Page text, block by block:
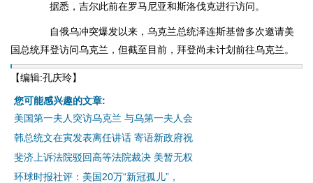
据悉，吉尔此前在罗马尼亚和斯洛伐克进行访问。
自俄乌冲突爆发以来，乌克兰总统泽连斯基曾多次邀请美
国总统拜登访问乌克兰，但截至目前，拜登尚未计划前往乌克兰。
【编辑:孔庆玲】
您可能感兴趣的文章:
美国第一夫人突访乌克兰 与乌第一夫人会
韩总统文在寅发表离任讲话 寄语新政府祝
斐济上诉法院驳回高等法院裁决 美暂无权
环球时报社评：美国20万“新冠孤儿”，